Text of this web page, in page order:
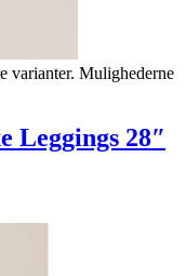
varianter. Mulighederne
Leggings 28″